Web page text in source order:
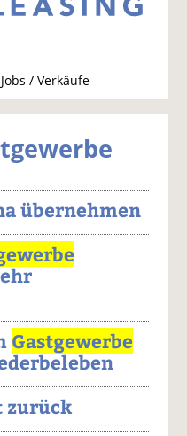
Jobs / Verkäufe
u
c
übernehmen
Gastgewerbe
zurück